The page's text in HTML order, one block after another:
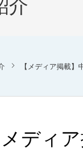
介
【メディア掲載
メディ